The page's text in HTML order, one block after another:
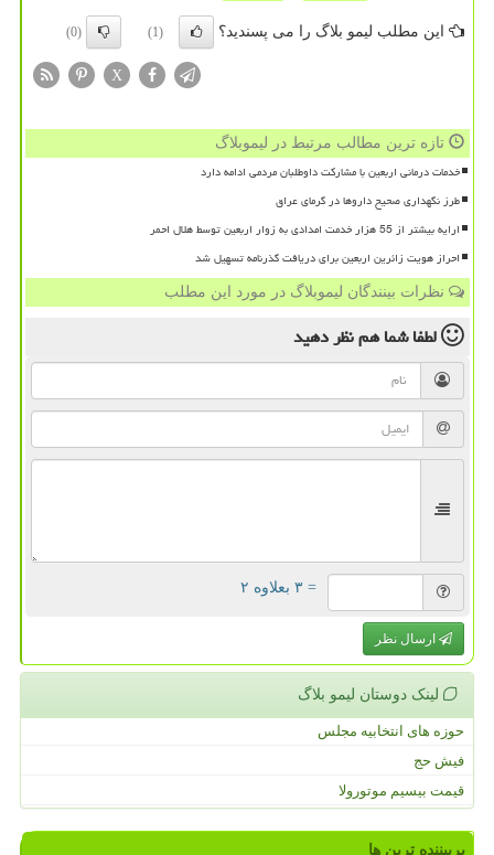
این مطلب لیمو بلاگ را می پسندید؟ (1)
(0)
X
تازه ترین مطالب مرتبط در لیموبلاگ
خدمات درمانی اربعین با مشارکت داوطلبان مردمی ادامه دارد
طرز نگهداری صحیح داروها در گرمای عراق
ارایه بیشتر از 55 هزار خدمت امدادی به زوار اربعین توسط هلال احمر
احراز هویت زائرین اربعین برای دریافت گذرنامه تسهیل شد
نظرات بینندگان لیموبلاگ در مورد این مطلب
لطفا شما همنظر دهید
= ۳ بعلاوه ۲
ارسال نظر
لینک دوستان لیمو بلاگ
حوزه های انتخابیه مجلس
فیش حج
قیمت بیسیم موتورولا
پربیننده ترین ها